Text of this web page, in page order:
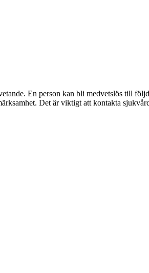
En person kan bli medvetslös till
Det är viktigt att kontakta